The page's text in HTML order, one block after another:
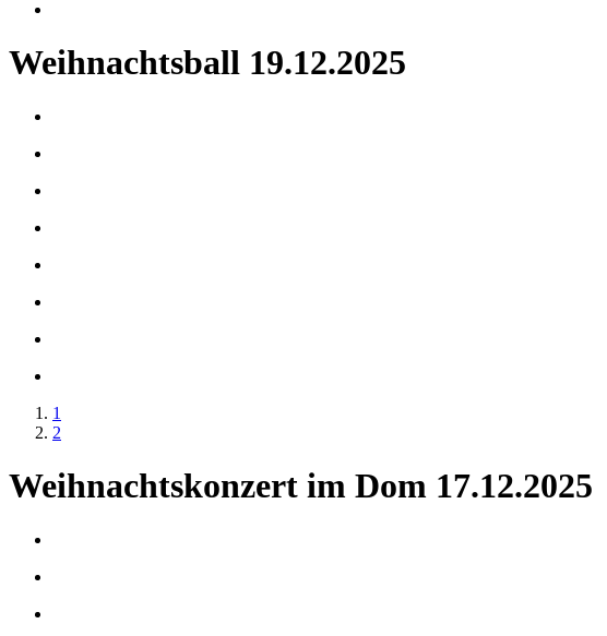
Weihnachtsball 19.12.2025
1
2
Weihnachtskonzert im Dom 17.12.2025